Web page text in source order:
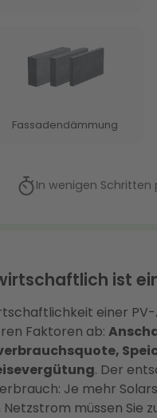
ist
einer
Faktoren ab:
. Der
Je mehr
müssen Sie